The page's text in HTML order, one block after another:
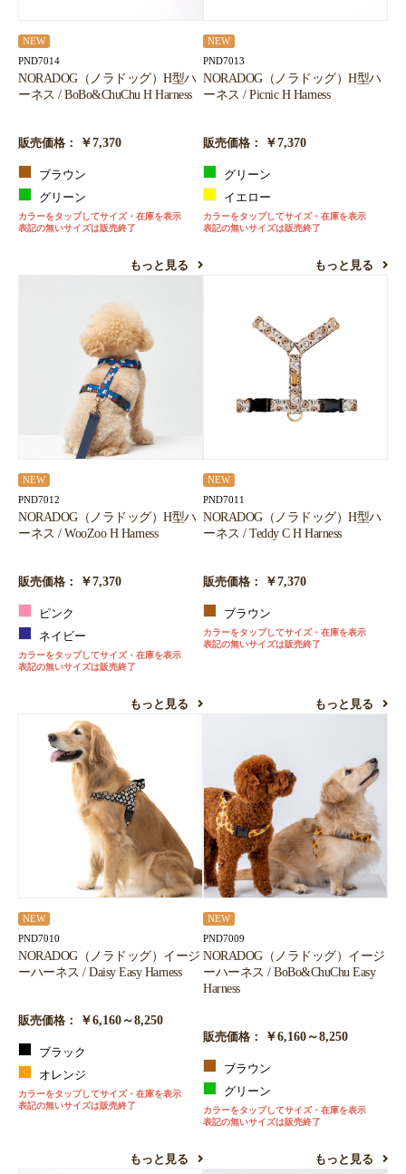
NEW
PND7014
NORADOG（ノラドッグ）H型ハ
ーネス / BoBo&ChuChu H Harness
販売価格： ￥7,370
ブラウン
グリーン
カラーをタップしてサイズ・在庫を表示
表記の無いサイズは販売終了
もっと見る
NEW
PND7013
NORADOG（ノラドッグ）H型ハ
ーネス / Picnic H Harness
販売価格： ￥7,370
グリーン
イエロー
カラーをタップしてサイズ・在庫を表示
表記の無いサイズは販売終了
もっと見る
NEW
PND7012
NORADOG（ノラドッグ）H型ハ
ーネス / WooZoo H Harness
販売価格： ￥7,370
ピンク
ネイビー
カラーをタップしてサイズ・在庫を表示
表記の無いサイズは販売終了
もっと見る
NEW
PND7011
NORADOG（ノラドッグ）H型ハ
ーネス / Teddy C H Harness
販売価格： ￥7,370
ブラウン
カラーをタップしてサイズ・在庫を表示
表記の無いサイズは販売終了
もっと見る
NEW
PND7010
NORADOG（ノラドッグ）イージ
ーハーネス / Daisy Easy Harness
販売価格： ￥6,160～8,250
ブラック
オレンジ
カラーをタップしてサイズ・在庫を表示
表記の無いサイズは販売終了
もっと見る
NEW
PND7009
NORADOG（ノラドッグ）イージ
ーハーネス / BoBo&ChuChu Easy
Harness
販売価格： ￥6,160～8,250
ブラウン
グリーン
カラーをタップしてサイズ・在庫を表示
表記の無いサイズは販売終了
もっと見る